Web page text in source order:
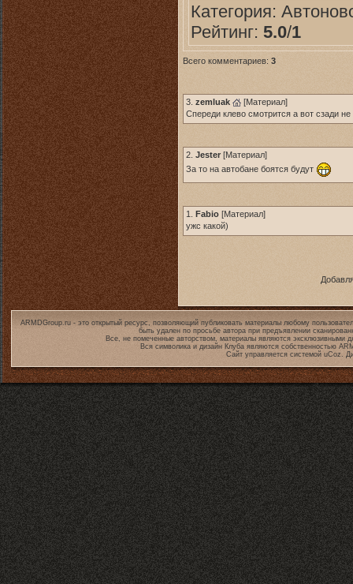
Категория:
Рейтинг: 5.0/1
Всего комментариев: 3
3. zemluak [Материал]
Спереди клево смотрится а вот сзади
2. Jester [Материал]
За то на автобане боятся будут
1. Fabio [Материал]
ужс какой)
ARMDGroup.ru - это открытый ресурс, позволяющий публиковать материалы любому
быть удален по просьбе автора при предъявлении
Все, не помеченные авторством, материалы являются эксклюзивными
Вся символика и дизайн Клуба являются собственностью
Сайт управляется системой uCoz.